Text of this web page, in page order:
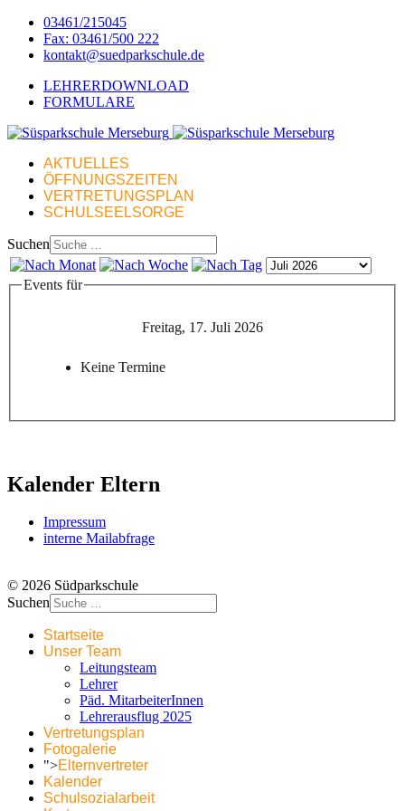
03461/215045
Fax: 03461/500 222
kontakt@suedparkschule.de
LEHRERDOWNLOAD
FORMULARE
AKTUELLES
ÖFFNUNGSZEITEN
VERTRETUNGSPLAN
SCHULSEELSORGE
Suchen
Events für
Freitag, 17. Juli 2026
Keine Termine
Kalender Eltern
Impressum
interne Mailabfrage
© 2026 Südparkschule
Suchen
Startseite
Unser Team
Leitungsteam
Lehrer
Päd. MitarbeiterInnen
Lehrerausflug 2025
Vertretungsplan
Fotogalerie
">Elternvertreter
Kalender
Schulsozialarbeit